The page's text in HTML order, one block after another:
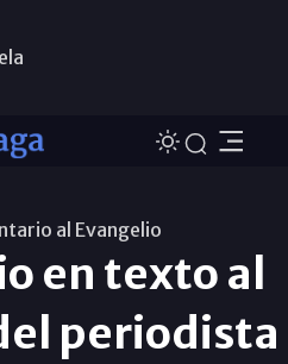
al Evangelio
en texto al
periodista